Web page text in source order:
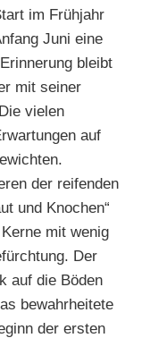
im Frühjahr
Juni eine
bleibt
mit seiner
vielen
auf
der reifenden
und Knochen“
mit wenig
Der
auf die Böden
bewahrheitete
der ersten